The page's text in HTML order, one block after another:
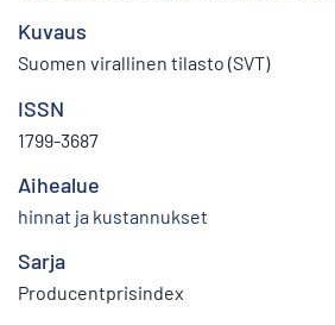
Kuvaus
Suomen virallinen tilasto (SVT)
ISSN
1799-3687
Aihealue
hinnat ja kustannukset
Sarja
Producentprisindex